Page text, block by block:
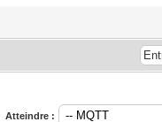
Atteindre :